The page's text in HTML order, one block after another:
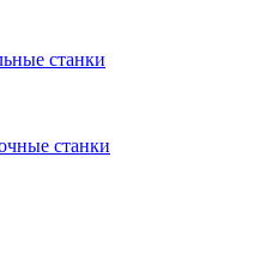
станки
станки